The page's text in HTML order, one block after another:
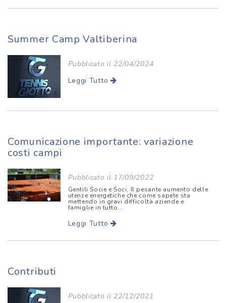
Summer Camp Valtiberina
Pubblicato il 22/04/2024
Leggi Tutto
Comunicazione importante: variazione
costi campi
Pubblicato il 17/09/2022
Gentili Socie e Soci, Il pesante aumento delle
utenze energetiche che come sapete sta
mettendo in gravi difficoltà aziende e
famiglie in tutto...
Leggi Tutto
Contributi
Pubblicato il 22/12/2021